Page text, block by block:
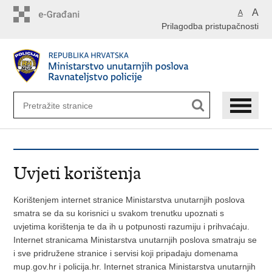
A A
Prilagodba pristupačnosti
Uvjeti korištenja
Korištenjem internet stranice Ministarstva unutarnjih poslova
smatra se da su korisnici u svakom trenutku upoznati s
uvjetima korištenja te da ih u potpunosti razumiju i prihvaćaju.
Internet stranicama Ministarstva unutarnjih poslova smatraju se
i sve pridružene stranice i servisi koji pripadaju domenama
mup.gov.hr i policija.hr. Internet stranica Ministarstva unutarnjih